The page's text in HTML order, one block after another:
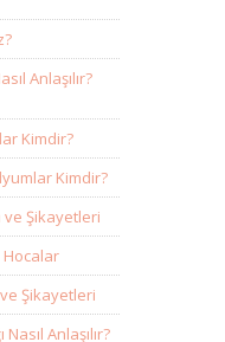
Anlaşılır?
Kimdir?
Kimdir?
Şikayetleri
Şikayetleri
Anlaşılır?